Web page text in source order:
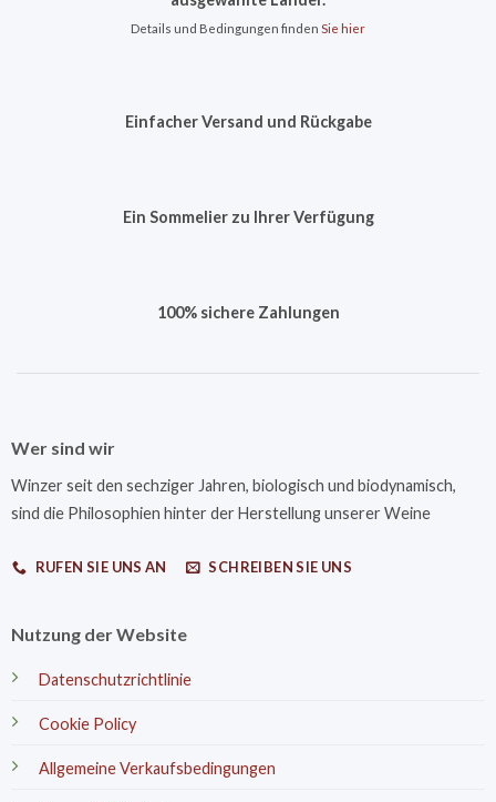
Details und Bedingungen finden Sie hier
Einfacher Versand und Rückgabe
Ein Sommelier zu Ihrer Verfügung
100% sichere Zahlungen
Wer sind wir
Winzer seit den sechziger Jahren, biologisch und biodynamisch,
sind die Philosophien hinter der Herstellung unserer Weine
RUFEN SIE UNS AN SCHREIBEN SIE UNS
Nutzung der Website
Datenschutzrichtlinie
Cookie Policy
Allgemeine Verkaufsbedingungen